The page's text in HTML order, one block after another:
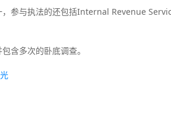
参与执法的还包括Internal Revenue
含多次的卧底调查。